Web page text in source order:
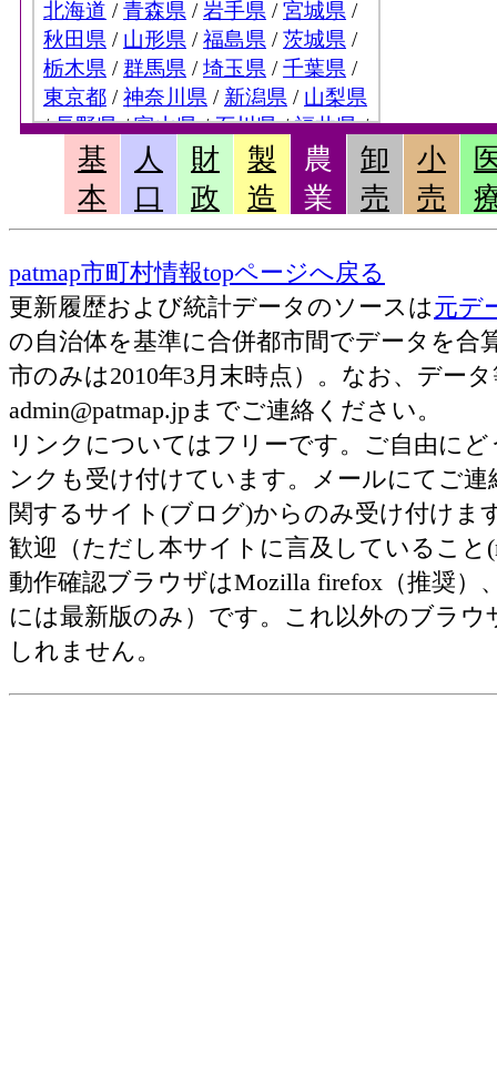
基
本
人
口
財
政
製
造
農
業
卸
売
小
売
patmap市町村情報topページへ戻る
更新履歴および統計データのソースは元デ
の自治体を基準に合併都市間でデータを合
市のみは2010年3月末時点）。なお、デー
admin@patmap.jpまでご連絡ください。
リンクについてはフリーです。ご自由に
ンクも受け付けています。メールにてご
関するサイト(ブログ)からのみ受け付け
歓迎（ただし本サイトに言及していること
動作確認ブラウザはMozilla firefox（推奨）
には最新版のみ）です。これ以外のブラ
しれません。